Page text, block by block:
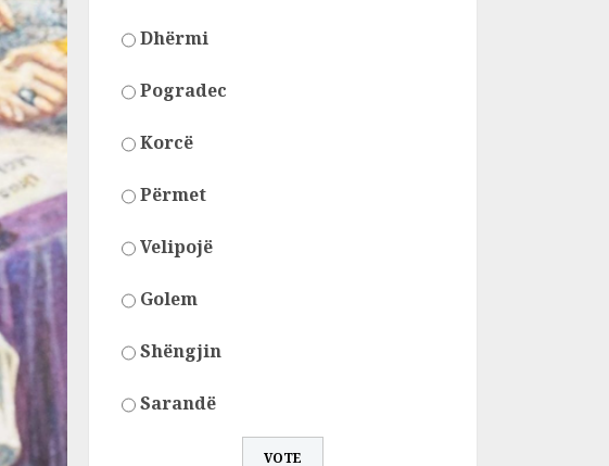
Dhërmi
Pogradec
Korcë
Përmet
Velipojë
Golem
Shëngjin
Sarandë